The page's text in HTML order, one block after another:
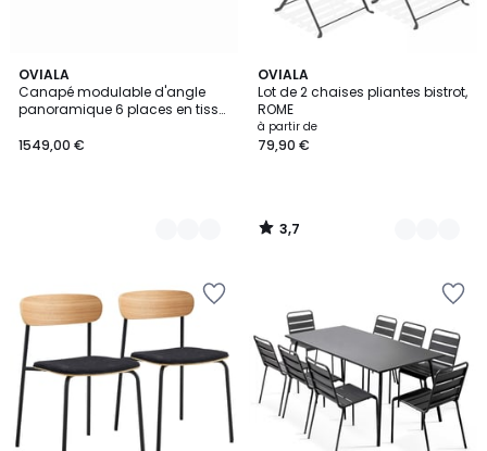
OVIALA
Canapé modulable d'angle
panoramique 6 places en tissu
ajustable, CALLISTO
1549,00 €
4
Couleurs
OVIALA
Lot de 2 chaises pliantes bistrot,
ROME
à partir de
79,90 €
3,7
/ 5
8
Couleurs
3,7
/